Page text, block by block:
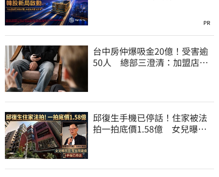
PR
台中房仲爆吸金20億！受害逾
50人 總部三澄清：加盟店股
邱復生手機已停話！住家被法
拍一拍底價1.58億 女兒曝原